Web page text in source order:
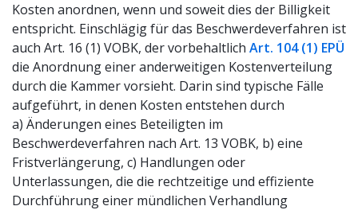
Kosten anordnen, wenn und soweit dies der Billigkeit
entspricht. Einschlägig für das Beschwerdeverfahren ist
auch Art. 16 (1) VOBK, der vorbehaltlich Art. 104 (1) EPÜ
die Anordnung einer anderweitigen Kostenverteilung
durch die Kammer vorsieht. Darin sind typische Fälle
aufgeführt, in denen Kosten entstehen durch
a) Änderungen eines Beteiligten im
Beschwerdeverfahren nach Art. 13 VOBK, b) eine
Fristverlängerung, c) Handlungen oder
Unterlassungen, die die rechtzeitige und effiziente
Durchführung einer mündlichen Verhandlung